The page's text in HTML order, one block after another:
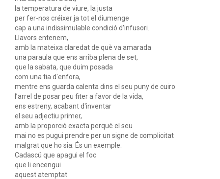
la temperatura de viure, la justa
per fer-nos créixer ja tot el diumenge
cap a una indissimulable condició d'infusori.
Llavors entenem,
amb la mateixa claredat de què va amarada
una paraula que ens arriba plena de set,
que la sabata, que duim posada
com una tia d'enfora,
mentre ens guarda calenta dins el seu puny de cuiro
l’arrel de posar peu fiter a favor de la vida,
ens estreny, acabant d'inventar
el seu adjectiu primer,
amb la proporció exacta perquè el seu
mai no es pugui prendre per un signe de complicitat
malgrat que ho sia. És un exemple.
Cadascú que apagui el foc
que li encengui
aquest atemptat